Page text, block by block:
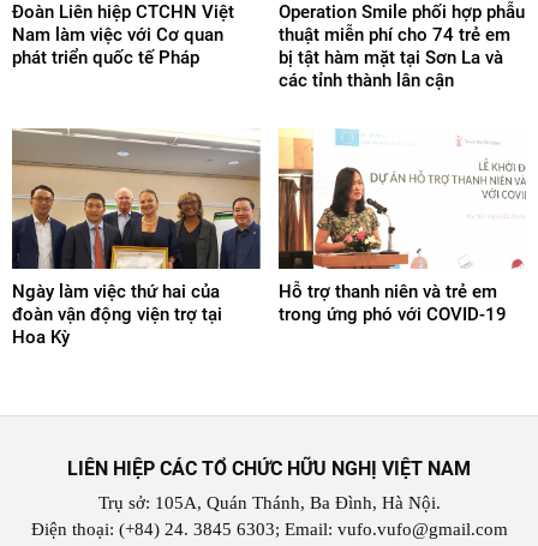
Đoàn Liên hiệp CTCHN Việt
Nam làm việc với Cơ quan
phát triển quốc tế Pháp
Operation Smile phối hợp phẫu
thuật miễn phí cho 74 trẻ em
bị tật hàm mặt tại Sơn La và
các tỉnh thành lân cận
Ngày làm việc thứ hai của
đoàn vận động viện trợ tại
Hoa Kỳ
Hỗ trợ thanh niên và trẻ em
trong ứng phó với COVID-19
LIÊN HIỆP CÁC TỔ CHỨC HỮU NGHỊ VIỆT NAM
Trụ sở: 105A, Quán Thánh, Ba Đình, Hà Nội.
Điện thoại: (+84) 24. 3845 6303; Email: vufo.vufo@gmail.com